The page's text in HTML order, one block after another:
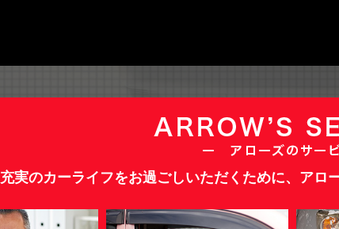
充実のカーライフをお過ごしいただくために、アロ